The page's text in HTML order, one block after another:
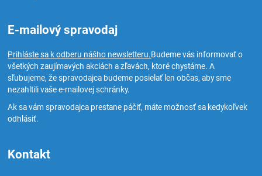
E-mailový spravodaj
Prihláste sa k odberu nášho newsletteru.Budeme vás informovať o
všetkých zaujímavých akciách a zľavách, ktoré chystáme. A
sľubujeme, že spravodajca budeme posielať len občas, aby sme
nezahltili vaše e-mailovej schránky.
Ak sa vám spravodajca prestane páčiť, máte možnosť sa kedykoľvek
odhlásiť.
Kontakt